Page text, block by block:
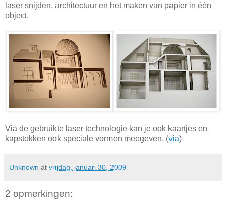
laser snijden, architectuur en het maken van papier in één
object.
Via de gebruikte laser technologie kan je ook kaartjes en
kapstokken ook speciale vormen meegeven. (via)
Unknown at vrijdag, januari 30, 2009
2 opmerkingen: